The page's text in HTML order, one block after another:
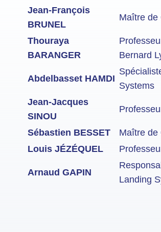
Jean-François
BRUNEL
Maître de
Thouraya
BARANGER
Bernard
Abdelbasset HAMDI
Systems
Jean-Jacques
SINOU
Sébastien BESSET Maître de
Louis JÉZÉQUEL
Arnaud GAPIN
Landing